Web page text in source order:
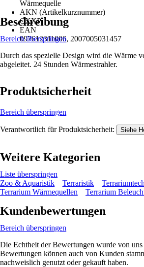
Wärmequelle
AKN (Artikelkurznummer)
CXXP
EAN
097612311006, 2007005031457
Beschreibung
Bereich überspringen
Durch das spezielle Design wird die Wärme
abgeleitet. 24 Stunden Wärmestrahler.
Produktsicherheit
Bereich überspringen
Verantwortlich für Produktsicherheit: Siehe
Weitere Kategorien
Liste überspringen
Zoo & Aquaristik
Terraristik
Terrarium Wärmequellen
Terrarium
Kundenbewertungen
Bereich überspringen
Die Echtheit der Bewertungen wurde von
Bewertungen können auch von Kunden
nachweislich genutzt oder gekauft haben.